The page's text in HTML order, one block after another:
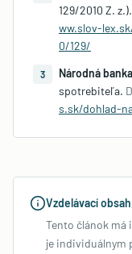
129/2010 Z. z.).
ww.slov-
0/129/
3 Národná
spotrebiteľa.
s.sk/dohlad-
Vzdelávací
Tento článok má
je individuálnym